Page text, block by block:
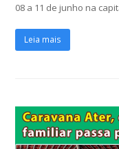
08 a 11 de junho na
Leia mais